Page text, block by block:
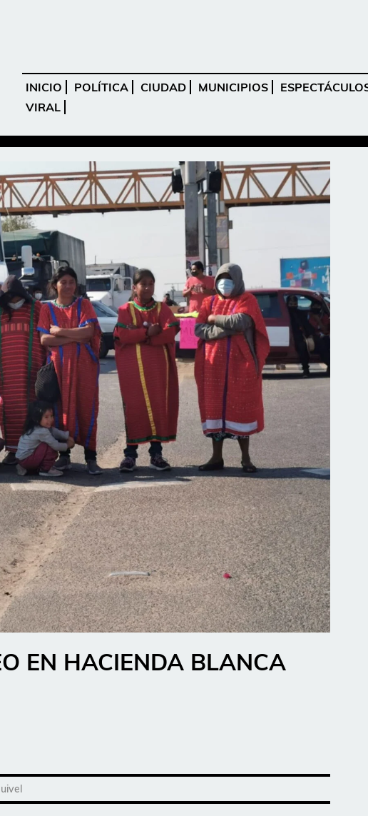
INICIO POLÍTICA CIUDAD MUNICIPIOS
VIRAL
EN HACIENDA BLANCA